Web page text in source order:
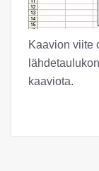
Kaavion viite
kaaviota.